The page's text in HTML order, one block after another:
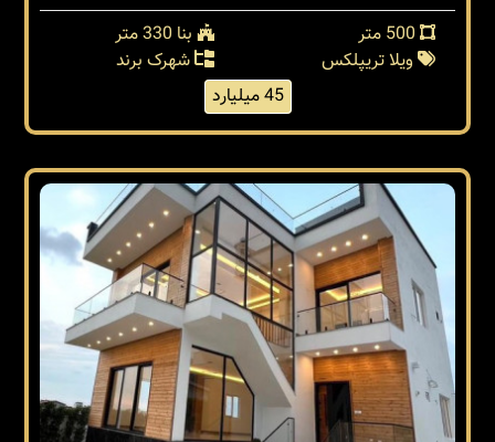
بنا 330 متر
ویلا تریپلکس
شهرک برند
45 میلیارد